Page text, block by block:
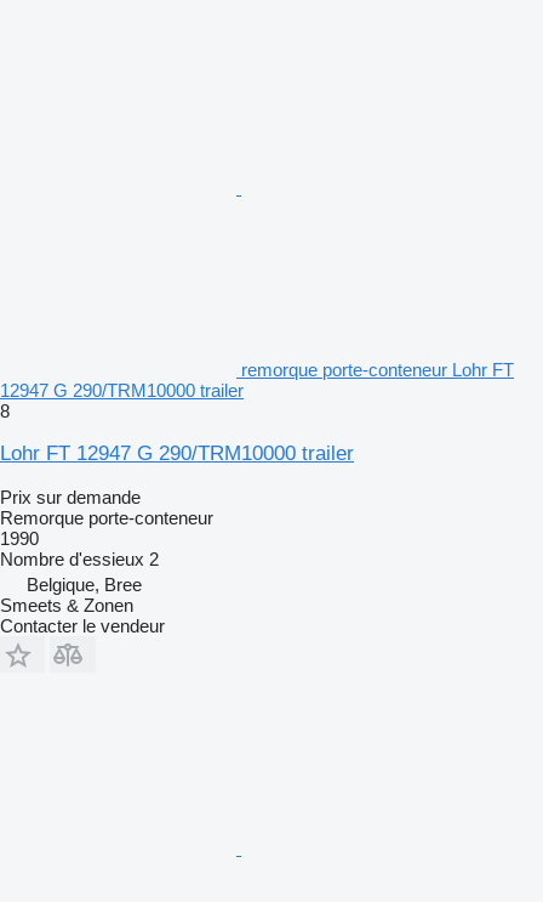
remorque porte-conteneur Lohr FT
12947 G 290/TRM10000 trailer
8
Lohr FT 12947 G 290/TRM10000 trailer
Prix sur demande
Remorque porte-conteneur
1990
Nombre d'essieux 2
Belgique, Bree
Smeets & Zonen
Contacter le vendeur